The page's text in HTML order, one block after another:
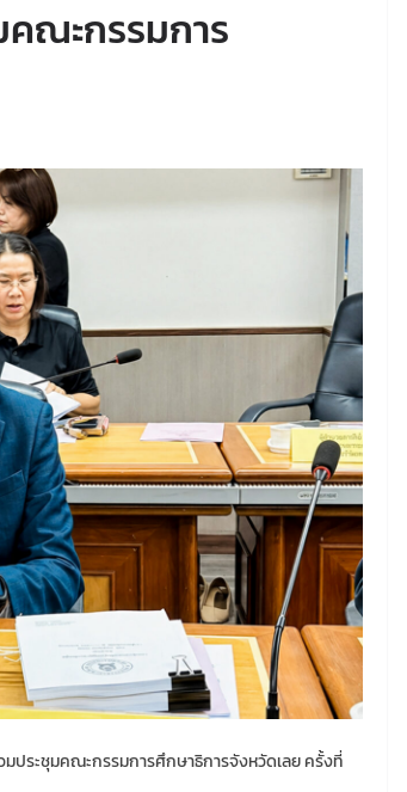
คณะกรรมการ
ประชุมคณะกรรมการศึกษาธิการจังหวัดเลย ครั้งที่